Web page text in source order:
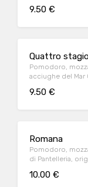
9.50 €
Quattro
Pomodoro,
acciughe del Mar
9.50 €
Romana
Pomodoro,
di Pantelleria,
10.00 €